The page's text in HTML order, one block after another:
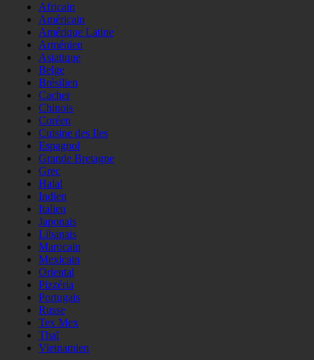
Africain
Américain
Amérique Latine
Arménien
Asiatique
Belge
Brésilien
Cacher
Chinois
Coréen
Cuisine des Iles
Espagnol
Grande Bretagne
Grec
Halal
Indien
Italien
Japonais
Libanais
Marocain
Mexicain
Oriental
Pizzéria
Portugais
Russe
Tex Mex
Thaï
Vietnamien